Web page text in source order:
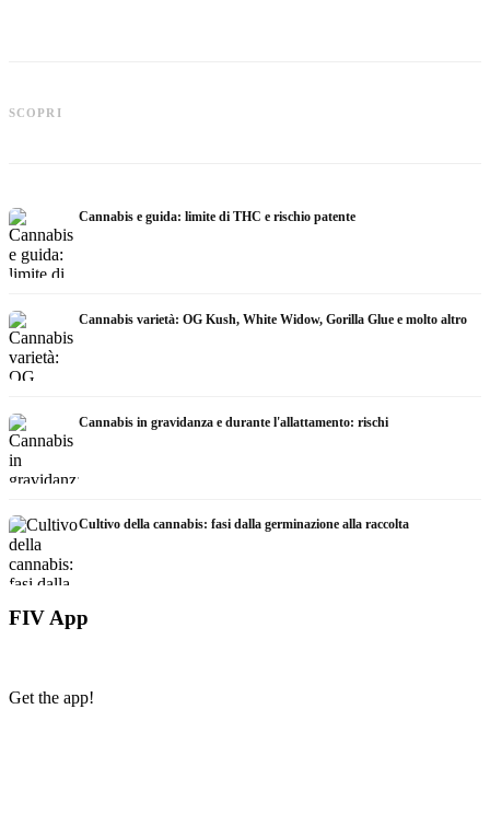
SCOPRI
gli studi
Cannabis e guida: limite di THC e rischio patente
Cannabis varietà: OG Kush, White Widow, Gorilla Glue e molto altro
Cannabis in gravidanza e durante l'allattamento: rischi
Cultivo della cannabis: fasi dalla germinazione alla raccolta
FIV App
Get the app!